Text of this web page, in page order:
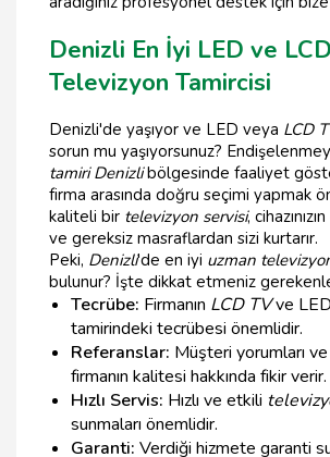
Denizli En İyi LED ve LCD
Televizyon Tamircisi
Denizli'de yaşıyor ve LED veya LCD
sorun mu yaşıyorsunuz?
tamiri Denizlibölgesinde faaliyet
firma arasında doğru seçimi yapmak
kaliteli bir televizyon servisi,
ve gereksiz masraflardan sizi kurtarır.
Peki, Denizli'de en iyi uzman
bulunur? İşte dikkat etmeniz
Tecrübe: Firmanın LCD TVve
tamirindeki tecrübesi önemlidir.
Referanslar: Müşteri yorumları
firmanın kalitesi hakkında fikir verir.
Hızlı Servis: Hızlı ve etkili
sunmaları önemlidir.
Garanti: Verdiği hizmete garanti